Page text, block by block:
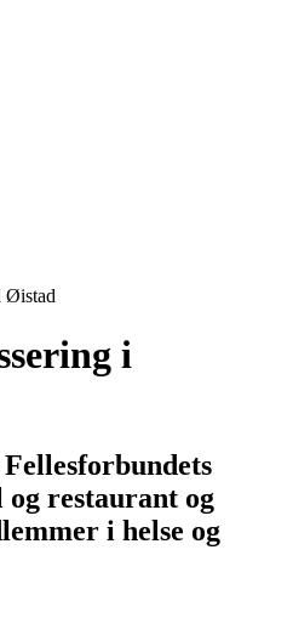
Øistad
i
restaurant og
i helse og